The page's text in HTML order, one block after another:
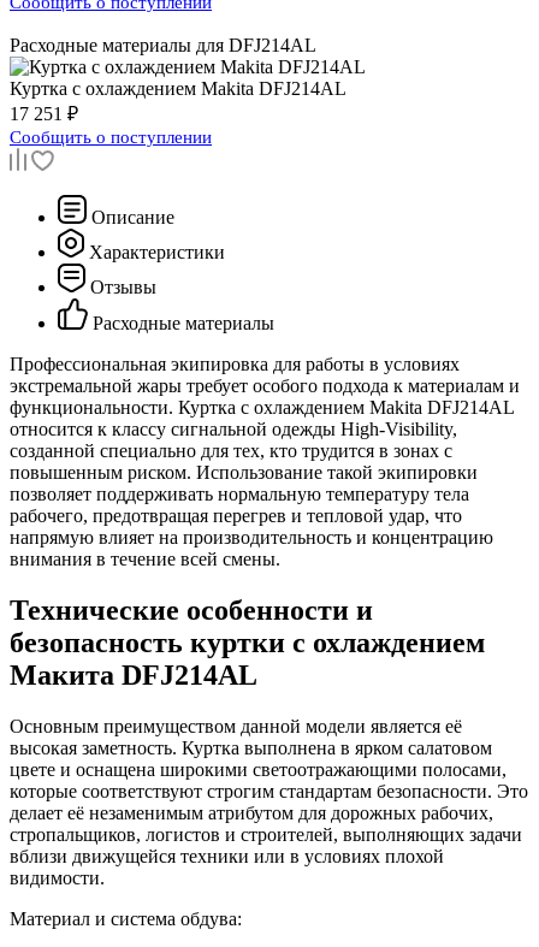
Расходные материалы для DFJ214AL
Куртка с охлаждением Makita DFJ214AL
17 251 ₽
Сообщить о поступлении
Описание
Характеристики
Отзывы
Расходные материалы
Профессиональная экипировка для работы в условиях
экстремальной жары требует особого подхода к материалам и
функциональности. Куртка с охлаждением Makita DFJ214AL
относится к классу сигнальной одежды High-Visibility,
созданной специально для тех, кто трудится в зонах с
повышенным риском. Использование такой экипировки
позволяет поддерживать нормальную температуру тела
рабочего, предотвращая перегрев и тепловой удар, что
напрямую влияет на производительность и концентрацию
внимания в течение всей смены.
Технические особенности и
безопасность куртки с охлаждением
Макита DFJ214AL
Основным преимуществом данной модели является её
высокая заметность. Куртка выполнена в ярком салатовом
цвете и оснащена широкими светоотражающими полосами,
которые соответствуют строгим стандартам безопасности. Это
делает её незаменимым атрибутом для дорожных рабочих,
стропальщиков, логистов и строителей, выполняющих задачи
вблизи движущейся техники или в условиях плохой
видимости.
Материал и система обдува: